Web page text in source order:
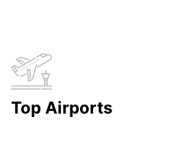
Top Airports